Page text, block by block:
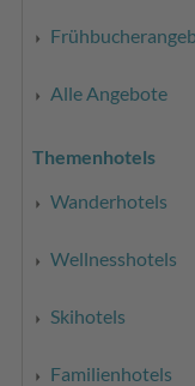
Alle Angebote
Themenhotels
Wanderhotels
Wellnesshotels
Skihotels
Familienhotels